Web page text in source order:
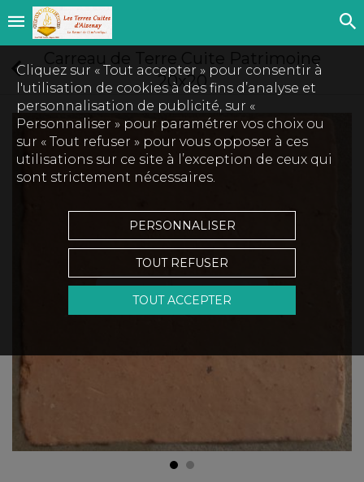
20x20
Touchez pour zoomer
Cliquez sur « Tout accepter » pour consentir à
l'utilisation de cookies à des fins d’analyse et
personnalisation de publicité, sur «
Personnaliser » pour paramétrer vos choix ou
sur « Tout refuser » pour vous opposer à ces
utilisations sur ce site à l’exception de ceux qui
sont strictement nécessaires.
PERSONNALISER
TOUT REFUSER
TOUT ACCEPTER